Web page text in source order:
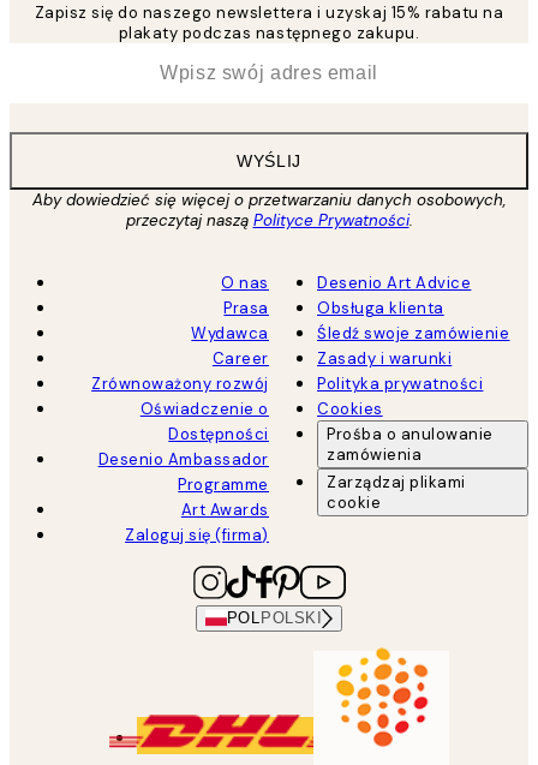
Zapisz się do naszego newslettera i uzyskaj 15% rabatu na
plakaty podczas następnego zakupu.
WYŚLIJ
Aby dowiedzieć się więcej o przetwarzaniu danych osobowych,
przeczytaj naszą Polityce Prywatności.
O nas
Prasa
Wydawca
Career
Zrównoważony rozwój
Oświadczenie o
Dostępności
Desenio Ambassador
Programme
Art Awards
Zaloguj się (firma)
Desenio Art Advice
Obsługa klienta
Śledź swoje zamówienie
Zasady i warunki
Polityka prywatności
Cookies
Prośba o anulowanie
zamówienia
Zarządzaj plikami
cookie
POL POLSKI